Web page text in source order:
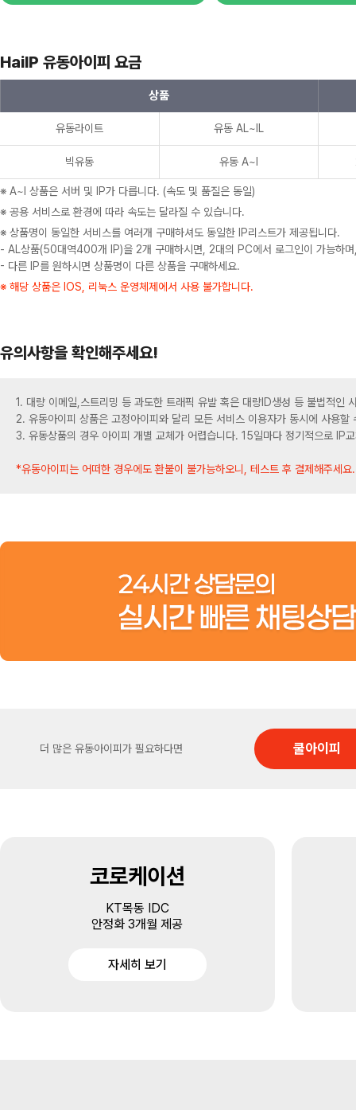
HaiIP 유동아이피 요금
상품
유동라이트 유동 AL~IL
빅유동 유동 A~I
※ A~I 상품은 서버 및 IP가 다릅니다. (속도 및 품질은 동일)
※ 공용 서비스로 환경에 따라 속도는 달라질 수 있습니다.
※ 상품명이 동일한 서비스를 여러개 구매하셔도 동일한 IP리스트가 제공됩니다.
- AL상품(50대역400개 IP)을 2개 구매하시면, 2대의 PC에서 로그인이 가능하
- 다른 IP를 원하시면 상품명이 다른 상품을 구매하세요.
※ 해당 상품은 IOS, 리눅스 운영체제에서 사용 불가합니다.
유의사항을 확인해주세요!
1. 대량 이메일,스트리밍 등 과도한 트래픽 유발 혹은 대량ID생성 등 불법적인
2. 유동아이피 상품은 고정아이피와 달리 모든 서비스 이용자가 동시에 사용
3. 유동상품의 경우 아이피 개별 교체가 어렵습니다. 15일마다 정기적으로 IP
*유동아이피는 어떠한 경우에도 환불이 불가능하오니, 테스트 후 결제해주세요.
더 많은 유동아이피가 필요하다면 쿨아이피
코로케이션
KT목동 IDC
안정화 3개월 제공
자세히 보기